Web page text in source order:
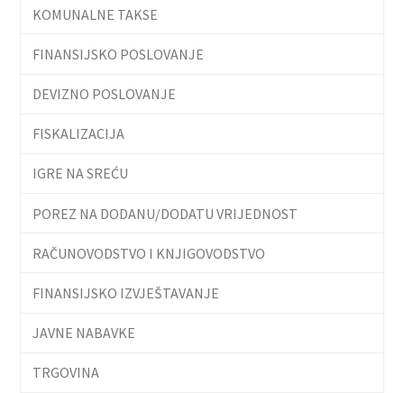
KOMUNALNE TAKSE
FINANSIJSKO POSLOVANJE
DEVIZNO POSLOVANJE
FISKALIZACIJA
IGRE NA SREĆU
POREZ NA DODANU/DODATU VRIJEDNOST
RAČUNOVODSTVO I KNJIGOVODSTVO
FINANSIJSKO IZVJEŠTAVANJE
JAVNE NABAVKE
TRGOVINA